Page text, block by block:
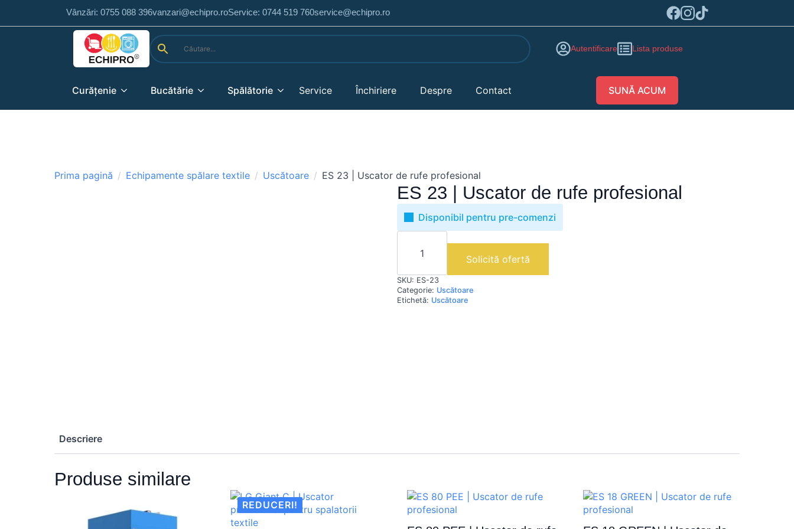
Vânzări: 0755 088 396vanzari@echipro.roService: 0744 519 760service@echipro.ro
Autentificare Lista produse
Curățenie Bucătărie Spălătorie Service Închiriere Despre Contact SUNĂ ACUM
Prima pagină Echipamente spălare textile Uscătoare ES 23 | Uscator de rufe profesional
ES 23 | Uscator de rufe profesional
Disponibil pentru pre-comenzi
Cantitate
Uscator
de
rufe
profesional
Solicită ofertă
SKU: ES-23
Categorie: Uscătoare
Etichetă: Uscătoare
Descriere
Produse similare
REDUCERI!